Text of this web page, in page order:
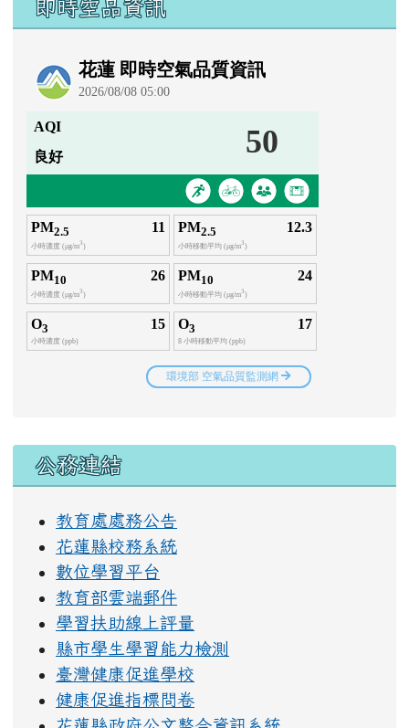
即時空品資訊
右邊區域內容
公務連結
教育處處務公告
花蓮縣校務系統
數位學習平台
教育部雲端郵件
學習扶助線上評量
縣市學生學習能力檢測
臺灣健康促進學校
健康促進指標問卷